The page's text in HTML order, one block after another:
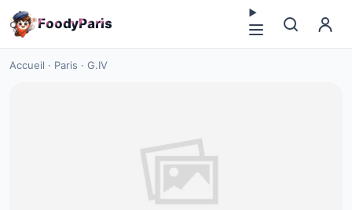
FoodyParis
Accueil · Paris · G.IV